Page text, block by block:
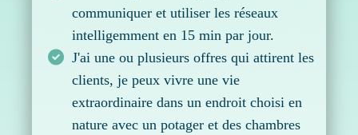
communiquer et utiliser les réseaux
intelligemment en 15 min par jour.
J'ai une ou plusieurs offres qui attirent les
clients, je peux vivre une vie
extraordinaire dans un endroit choisi en
nature avec un potager et des chambres